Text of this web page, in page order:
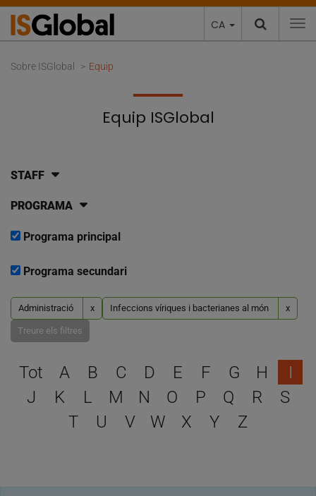
CA
Sobre ISGlobal Equip
Equip ISGlobal
STAFF
PROGRAMA
Programa principal
Programa secundari
Administració x Infeccions víriques i bacterianes al món x
Treure els filtres
Escull una lletra per filtrar
Tot A B C D E F G H
I
J
K L M N O P Q R
S
T
U V W X Y Z